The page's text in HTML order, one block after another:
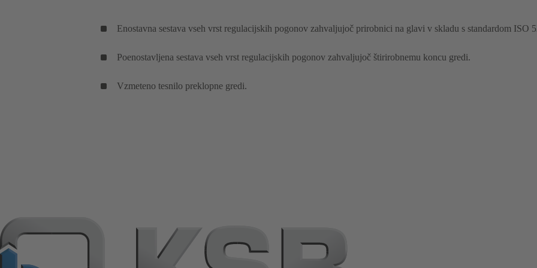
Enostavna sestava vseh vrst regulacijskih pogonov zahvaljujoč prirobnici na glavi v skladu s standardom ISO
Poenostavljena sestava vseh vrst regulacijskih pogonov zahvaljujoč štirirobnemu koncu gredi.
Vzmeteno tesnilo preklopne gredi.